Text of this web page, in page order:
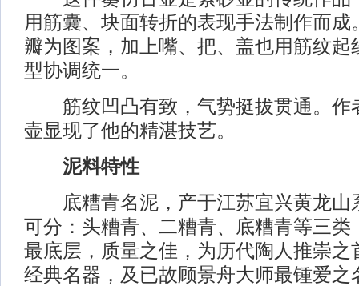
用筋囊、块面转折的表现手法制作而
瓣为图案，加上嘴、把、盖也用筋纹起
型协调统一。
筋纹凹凸有致，气势挺拔贯通。作
壶显现了他的精湛技艺。
泥料特性
底糟青名泥，产于江苏宜兴黄龙山
可分：头糟青、二糟青、底糟青等三类
最底层，质量之佳，为历代陶人推崇之
经典名器，及已故顾景舟大师最锺爱之